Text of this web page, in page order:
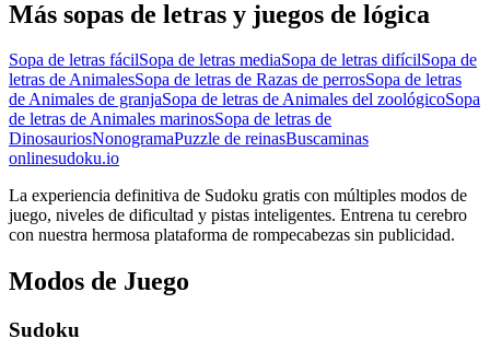
Más sopas de letras y juegos de lógica
Sopa de letras fácilSopa de letras mediaSopa de letras difícilSopa de
letras de AnimalesSopa de letras de Razas de perrosSopa de letras
de Animales de granjaSopa de letras de Animales del zoológicoSopa
de letras de Animales marinosSopa de letras de
DinosauriosNonogramaPuzzle de reinasBuscaminas
onlinesudoku.io
La experiencia definitiva de Sudoku gratis con múltiples modos de
juego, niveles de dificultad y pistas inteligentes. Entrena tu cerebro
con nuestra hermosa plataforma de rompecabezas sin publicidad.
Modos de Juego
Sudoku